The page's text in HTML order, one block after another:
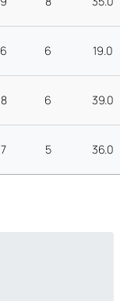
6 6 19.0
8 6 39.0
7 5 36.0